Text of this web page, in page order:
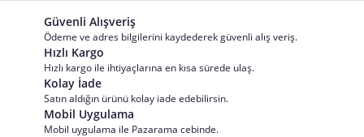
Güvenli Alışveriş
Ödeme ve adres bilgilerini kaydederek güvenli alış veriş.
Hızlı Kargo
Hızlı kargo ile ihtiyaçlarına en kısa sürede ulaş.
Kolay İade
Satın aldığın ürünü kolay iade edebilirsin.
Mobil Uygulama
Mobil uygulama ile Pazarama cebinde.